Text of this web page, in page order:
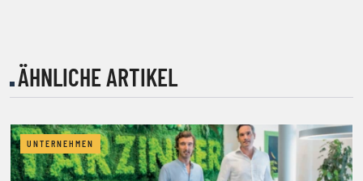
ÄHNLICHE ARTIKEL
UNTERNEHMEN